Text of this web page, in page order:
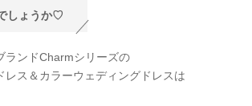
しょうか♡
ランドCharmシリーズの
レス＆カラーウェディングドレスは